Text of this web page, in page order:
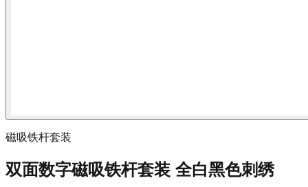
磁吸铁杆套装
双面数字磁吸铁杆套装 全白黑色刺绣